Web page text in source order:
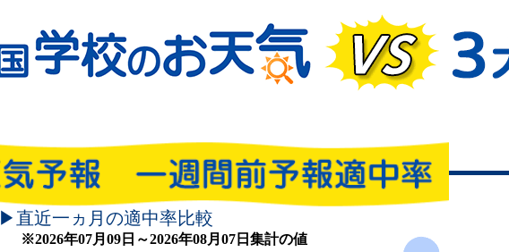
▶直近一ヵ月の適中率比較
※2026年07月09日～2026年08月07日集計の値